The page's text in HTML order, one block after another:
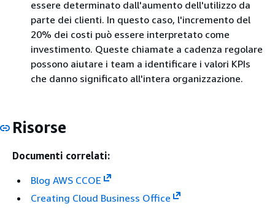
essere determinato dall'aumento dell'utilizzo da
parte dei clienti. In questo caso, l'incremento del
20% dei costi può essere interpretato come
investimento. Queste chiamate a cadenza regolare
possono aiutare i team a identificare i valori KPIs
che danno significato all'intera organizzazione.
Risorse
Documenti correlati:
Blog AWS CCOE
Creating Cloud Business Office